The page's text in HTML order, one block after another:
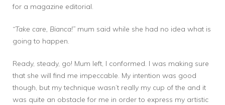
for a magazine editorial.
“Take care, Bianca!” mum said while she had no idea what is
going to happen.
Ready, steady, go! Mum left, I conformed. I was making sure
that she will find me impeccable. My intention was good
though, but my technique wasn’t really my cup of the and it
was quite an obstacle for me in order to express my artistic